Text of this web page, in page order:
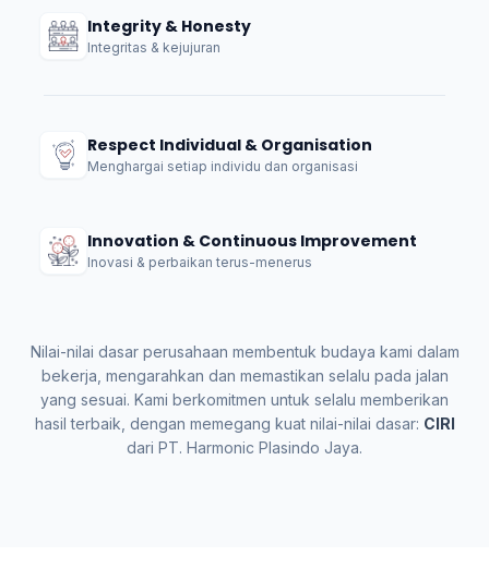
Integrity & Honesty
Integritas & kejujuran
Respect Individual & Organisation
Menghargai setiap individu dan organisasi
Innovation & Continuous Improvement
Inovasi & perbaikan terus-menerus
Nilai-nilai dasar perusahaan membentuk budaya kami dalam
bekerja, mengarahkan dan memastikan selalu pada jalan
yang sesuai. Kami berkomitmen untuk selalu memberikan
hasil terbaik, dengan memegang kuat nilai-nilai dasar: CIRI
dari PT. Harmonic Plasindo Jaya.